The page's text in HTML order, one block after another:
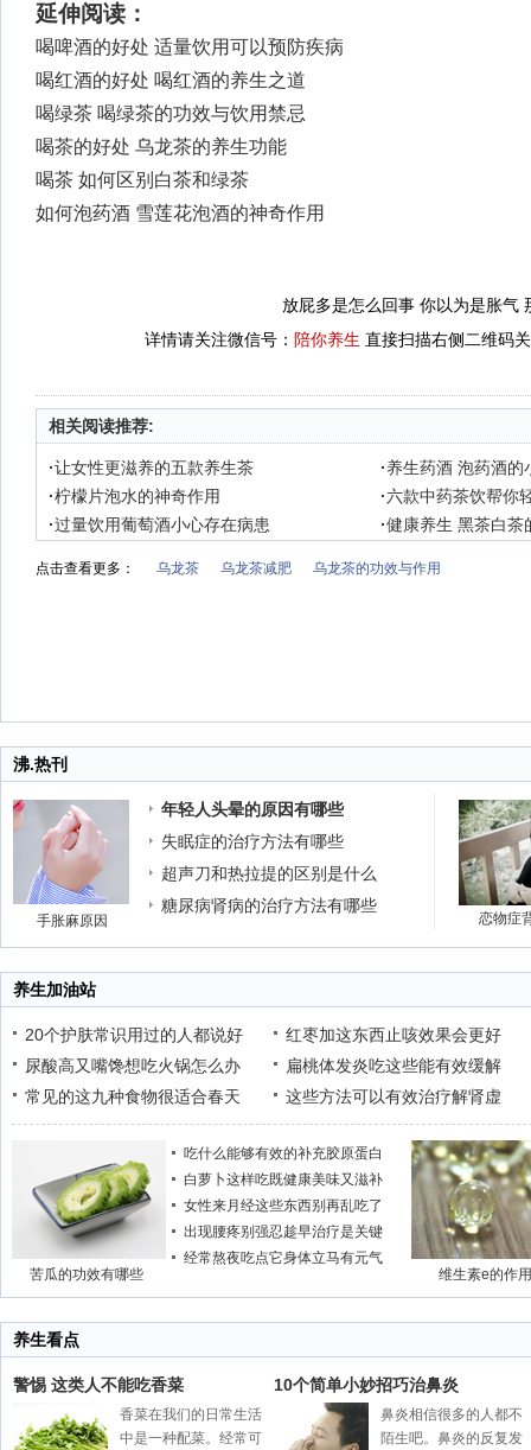
延伸阅读：
喝啤酒的好处 适量饮用可以预防疾病
喝红酒的好处 喝红酒的养生之道
喝绿茶 喝绿茶的功效与饮用禁忌
喝茶的好处 乌龙茶的养生功能
喝茶 如何区别白茶和绿茶
如何泡药酒 雪莲花泡酒的神奇作用
放屁多是怎么回事 你以为是胀气
详情请关注微信号： 陪你养生 直接扫描右侧二维码
相关阅读推荐:
·让女性更滋养的五款养生茶 ·养生药酒 泡药酒的
·柠檬片泡水的神奇作用 ·六款中药茶饮帮你
·过量饮用葡萄酒小心存在病患 ·健康养生 黑茶白茶
点击查看更多： 乌龙茶 乌龙茶减肥 乌龙茶的功效与作用
沸.热刊
手胀麻原因
年轻人头晕的原因有哪些
失眠症的治疗方法有哪些
超声刀和热拉提的区别是什么
糖尿病肾病的治疗方法有哪些
恋物症
养生加油站
20个护肤常识用过的人都说好
尿酸高又嘴馋想吃火锅怎么办
常见的这九种食物很适合春天
红枣加这东西止咳效果会更好
扁桃体发炎吃这些能有效缓解
这些方法可以有效治疗解肾虚
苦瓜的功效有哪些
吃什么能够有效的补充胶原蛋白
白萝卜这样吃既健康美味又滋补
女性来月经这些东西别再乱吃了
出现腰疼别强忍趁早治疗是关键
经常熬夜吃点它身体立马有元气
维生素e的作用
养生看点
警惕 这类人不能吃香菜
香菜在我们的日常生活
中是一种配菜。经常可
10个简单小妙招巧治鼻炎
鼻炎相信很多的人都不
陌生吧。鼻炎的反复发